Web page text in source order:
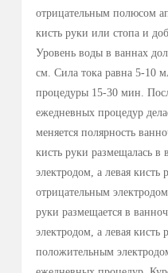
кожей существует
Необходимо
лечении гипергидроза
плечом нужно
давление в течение
панели устройства,
умеренного. В среднем
Время проведения
После
полярность
Курс лечения